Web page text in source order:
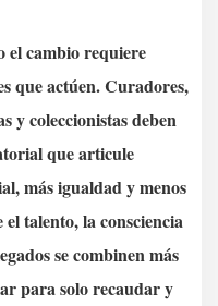
el cambio requiere
que actúen. Curadores,
y coleccionistas deben
que articule
más igualdad y menos
talento, la consciencia
se combinen más
para solo recaudar y